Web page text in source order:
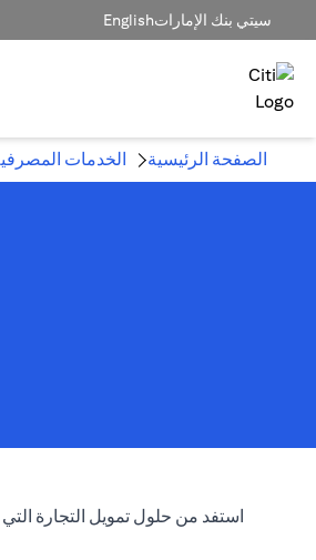
سيتي بنك الإماراتEnglish
الصفحة الرئيسية الخدمات
استفد من حلول تمويل التجارة